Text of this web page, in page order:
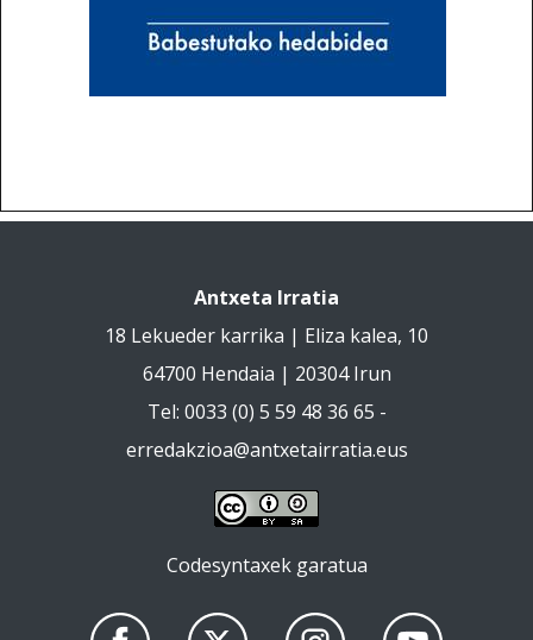
Antxeta Irratia
18 Lekueder karrika | Eliza kalea, 10
64700 Hendaia | 20304 Irun
Tel: 0033 (0) 5 59 48 36 65 -
erredakzioa@antxetairratia.eus
Codesyntaxek garatua